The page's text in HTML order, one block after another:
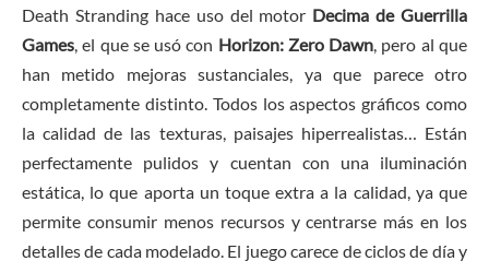
Death Stranding hace uso del motor Decima de Guerrilla
Games , el que se usó con Horizon: Zero Dawn , pero al que
han metido mejoras sustanciales, ya que parece otro
completamente distinto. Todos los aspectos gráficos como
la calidad de las texturas, paisajes hiperrealistas… Están
perfectamente pulidos y cuentan con una iluminación
estática, lo que aporta un toque extra a la calidad, ya que
permite consumir menos recursos y centrarse más en los
detalles de cada modelado. El juego carece de ciclos de día y